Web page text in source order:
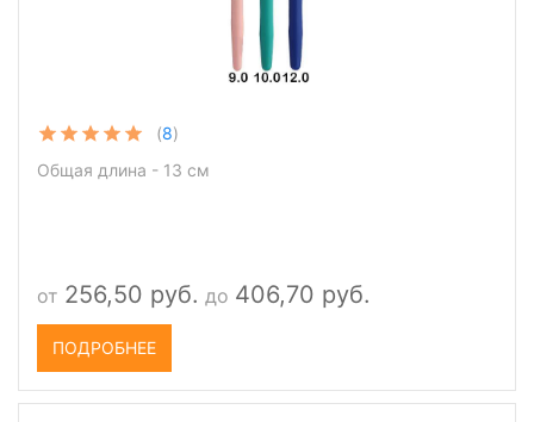
(8)
Общая длина - 13 см
от 256,50 руб. до 406,70 руб.
ПОДРОБНЕЕ